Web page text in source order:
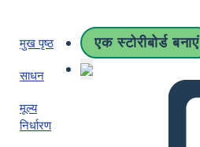
मुख पृष्ठ
साधन
मूल्य
निर्धारण
एक स्टोरीबोर्ड बनाएं